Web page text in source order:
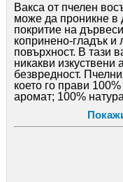
Вакса от пчелен
може да проникне в
покритие на
копринено-гладък и
повърхност. В тази
никакви
безвредност.
което го прави
аромат; 100%
минимизира
дървената